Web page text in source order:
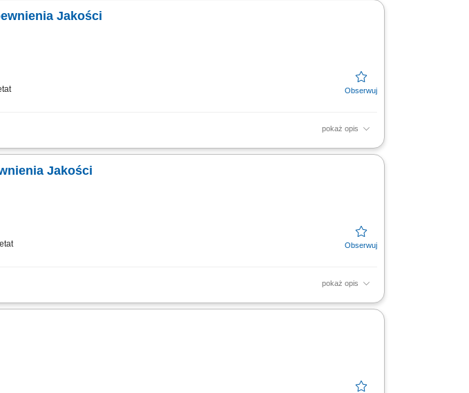
Jakości
pokaż opis
Jednostki Biznesowej API. Udział w procesach jakościowych, takich jak:
Jakości
pokaż opis
GMP dla obszaru produkcji form stałych. Nadzór nad zgodnością procesów